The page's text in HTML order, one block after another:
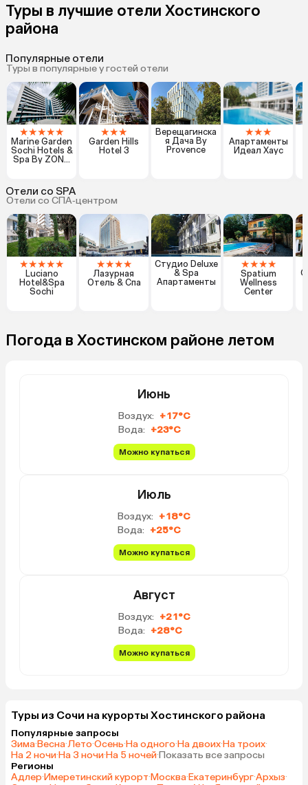
Туры в лучшие отели Хостинского
района
Популярные отели
Туры в популярные у гостей отели
★★★★★
Marine Garden
Sochi Hotels &
Spa By ZONT
★★★
Garden Hills
Hotel 3
Верещагинска
я Дача By
Provence
★★★
Апартаменты
Идеал Хаус
Отели со SPA
Отели со СПА‑центром
★★★★★
Luciano
Hotel&Spa
Sochi
★★★★
Лазурная
Отель & Спа
Студио Deluxe
& Spa
Апартаменты
★★★★
Spatium
Wellness
Center
Погода в Хостинском районе летом
Июнь
Воздух: +17°C
Вода: +23°C
Можно купаться
Июль
Воздух: +18°C
Вода: +25°C
Можно купаться
Август
Воздух: +21°C
Вода: +28°C
Можно купаться
Туры из Сочи на курорты Хостинского района
Популярные запросы
Зима·Весна·Лето·Осень·На одного·На двоих·На троих·
На 2 ночи·На 3 ночи·На 5 ночей·Показать все запросы
Регионы
Адлер·Имеретинский курорт·Москва·Екатеринбург·Архыз·